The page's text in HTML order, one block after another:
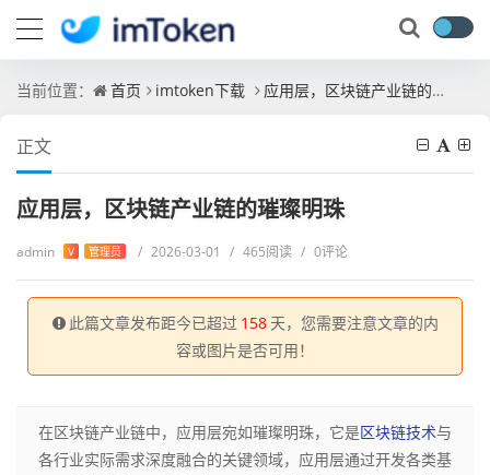
当前位置： 首页 imtoken下载 应用层，区块链产业链的璀璨明珠
正文
应用层，区块链产业链的璀璨明珠
admin V 管理员 / 2026-03-01 / 465阅读 / 0评论
此篇文章发布距今已超过 158 天，您需要注意文章的内
容或图片是否可用！
在区块链产业链中，应用层宛如璀璨明珠，它是区块链技术与
各行业实际需求深度融合的关键领域，应用层通过开发各类基